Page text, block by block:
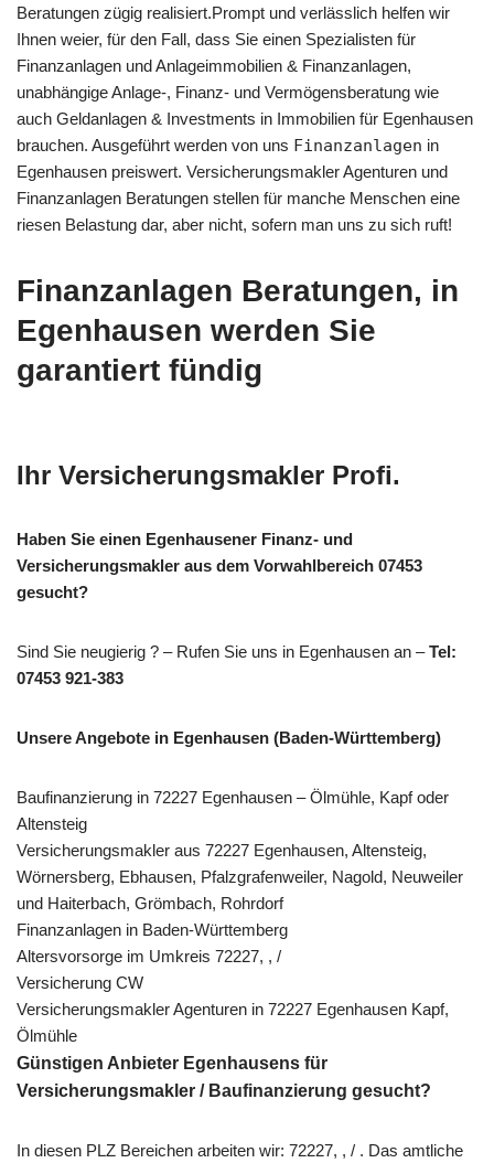
Beratungen zügig realisiert.Prompt und verlässlich helfen wir
Ihnen weier, für den Fall, dass Sie einen Spezialisten für
Finanzanlagen und Anlageimmobilien & Finanzanlagen,
unabhängige Anlage-, Finanz- und Vermögensberatung wie
auch Geldanlagen & Investments in Immobilien für Egenhausen
brauchen. Ausgeführt werden von uns Finanzanlagen in
Egenhausen preiswert. Versicherungsmakler Agenturen und
Finanzanlagen Beratungen stellen für manche Menschen eine
riesen Belastung dar, aber nicht, sofern man uns zu sich ruft!
Finanzanlagen Beratungen, in
Egenhausen werden Sie
garantiert fündig
Ihr Versicherungsmakler Profi.
Haben Sie einen Egenhausener Finanz- und
Versicherungsmakler aus dem Vorwahlbereich 07453
gesucht?
Sind Sie neugierig ? – Rufen Sie uns in Egenhausen an –Tel:
07453 921-383
Unsere Angebote in Egenhausen (Baden-Württemberg)
Baufinanzierung in 72227 Egenhausen – Ölmühle, Kapf oder
Altensteig
Versicherungsmakler aus 72227 Egenhausen, Altensteig,
Wörnersberg, Ebhausen, Pfalzgrafenweiler, Nagold, Neuweiler
und Haiterbach, Grömbach, Rohrdorf
Finanzanlagen in Baden-Württemberg
Altersvorsorge im Umkreis 72227, , /
Versicherung CW
Versicherungsmakler Agenturen in 72227 Egenhausen Kapf,
Ölmühle
Günstigen Anbieter Egenhausens für
Versicherungsmakler / Baufinanzierung gesucht?
In diesen PLZ Bereichen arbeiten wir: 72227, , / . Das amtliche